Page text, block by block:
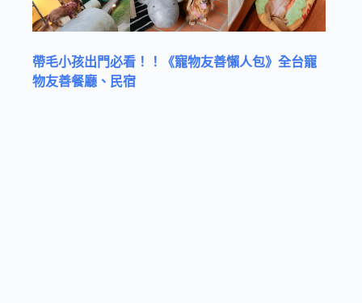
帶毛小孩出門必看！！《寵物友善懶人包》全台寵
物友善餐廳、民宿